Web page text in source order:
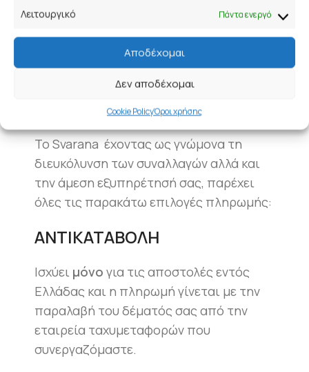
Λειτουργικό Πάντα ενεργό
Αποδέχομαι
Δεν αποδέχομαι
Cookie PolicyΌροι χρήσης
δυνατή η ακύρωση και μπορείτε πλέον
να επιστρέψετε και να αλλάξετε την
παραγγελία σας αφού πρώτα την
παραλάβετε.
Δ. ΠΛΗΡΩΜΗ ΠΡΟΪΌΝΤΩΝ
To Svarana έχοντας ως γνώμονα τη
διευκόλυνση των συναλλαγών αλλά και
την άμεση εξυπηρέτησή σας, παρέχει
όλες τις παρακάτω επιλογές πληρωμής:
ΑΝΤΙΚΑΤΑΒΟΛΗ
Ισχύει μόνο για τις αποστολές εντός
Ελλάδας και η πληρωμή γίνεται με την
παραλαβή του δέματός σας από την
εταιρεία ταχυμεταφορών που
συνεργαζόμαστε.